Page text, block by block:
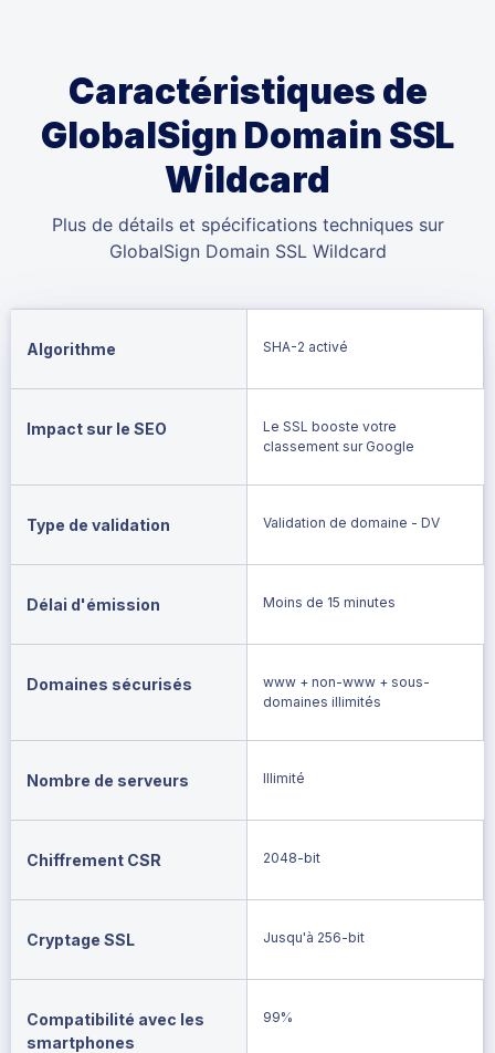
Caractéristiques de
GlobalSign Domain SSL
Wildcard
Plus de détails et spécifications techniques sur
GlobalSign Domain SSL Wildcard
Algorithme SHA-2 activé
Impact sur le SEO
Le SSL booste votre
classement sur Google
Type de validation Validation de domaine - DV
Délai d'émission Moins de 15 minutes
Domaines sécurisés
www + non-www + sous-
domaines illimités
Nombre de serveurs Illimité
Chiffrement CSR 2048-bit
Cryptage SSL Jusqu'à 256-bit
Compatibilité avec les
smartphones
99%